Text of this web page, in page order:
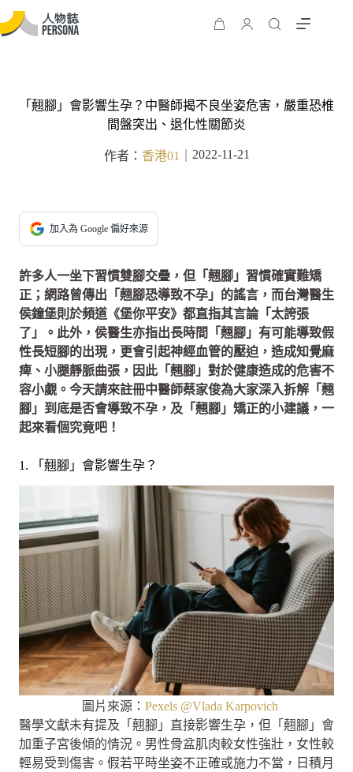
「翹腳」會影響生孕？中醫師揭不良坐姿危害，嚴重恐椎
間盤突出、退化性關節炎
作者： 香港01 2022-11-21
加入為 Google 偏好來源
許多人一坐下習慣雙腳交疊，但「翹腳」習慣確實難矯
正；網路曾傳出「翹腳恐導致不孕」的謠言，而台灣醫生
侯鐘堡則於頻道《堡你平安》都直指其言論「太誇張
了」。此外，侯醫生亦指出長時間「翹腳」有可能導致假
性長短腳的出現，更會引起神經血管的壓迫，造成知覺麻
痺、小腿靜脈曲張，因此「翹腳」對於健康造成的危害不
容小覷。今天請來註冊中醫師蔡家俊為大家深入拆解「翹
腳」到底是否會導致不孕，及「翹腳」矯正的小建議，一
起來看個究竟吧！
1. 「翹腳」會影響生孕？
圖片來源： Pexels @Vlada Karpovich
醫學文獻未有提及「翹腳」直接影響生孕，但「翹腳」會
加重子宮後傾的情況。男性骨盆肌肉較女性強壯，女性較
輕易受到傷害。假若平時坐姿不正確或施力不當，日積月